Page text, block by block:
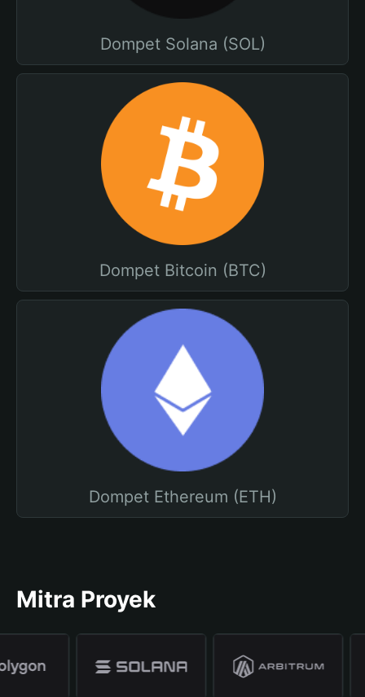
Dompet Solana (SOL)
Dompet Bitcoin (BTC)
Dompet Ethereum (ETH)
Mitra Proyek